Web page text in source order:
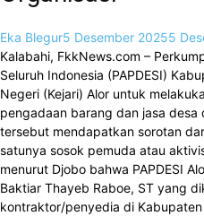
Eka Blegur5 Desember 20255
Kalabahi, FkkNews.com –
Seluruh Indonesia (PAPDESI)
Negeri (Kejari) Alor untuk
pengadaan barang dan jasa
tersebut mendapatkan sorotan
satunya sosok pemuda atau
menurut Djobo bahwa PAPDESI
Baktiar Thayeb Raboe, ST yang
kontraktor/penyedia di